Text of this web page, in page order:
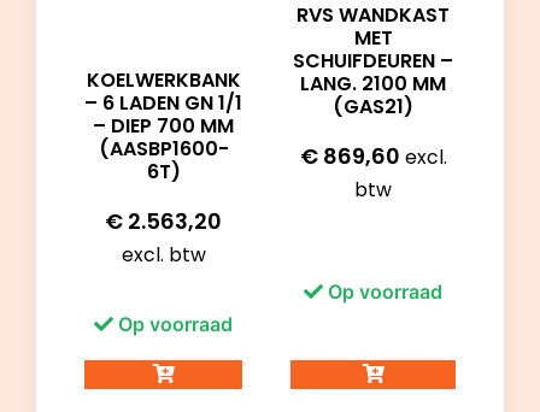
KOELWERKBANK
– 6 LADEN GN 1/1
– DIEP 700 MM
(AASBP1600-
6T)
€ 2.563,20
excl. btw
Op voorraad
RVS WANDKAST
MET
SCHUIFDEUREN –
LANG. 2100 MM
(GAS21)
€869,60 excl.
btw
Op voorraad